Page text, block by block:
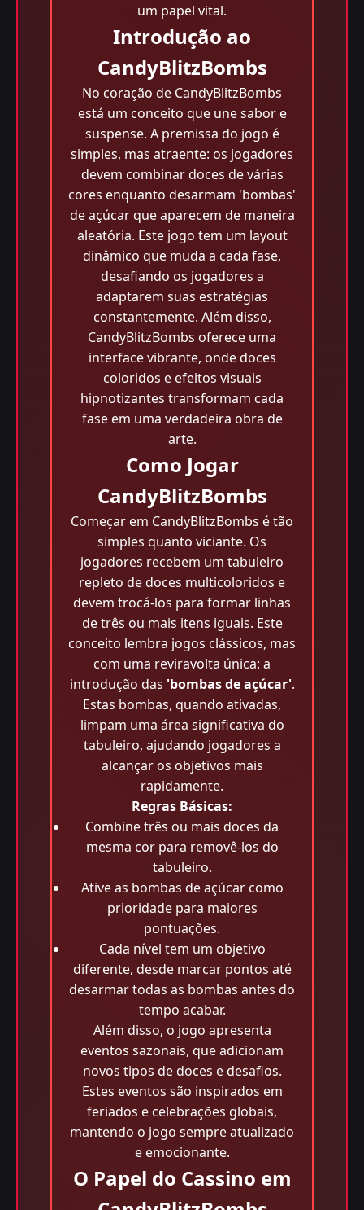
um papel vital.
Introdução ao
CandyBlitzBombs
No coração de CandyBlitzBombs
está um conceito que une sabor e
suspense. A premissa do jogo é
simples, mas atraente: os jogadores
devem combinar doces de várias
cores enquanto desarmam 'bombas'
de açúcar que aparecem de maneira
aleatória. Este jogo tem um layout
dinâmico que muda a cada fase,
desafiando os jogadores a
adaptarem suas estratégias
constantemente. Além disso,
CandyBlitzBombs oferece uma
interface vibrante, onde doces
coloridos e efeitos visuais
hipnotizantes transformam cada
fase em uma verdadeira obra de
arte.
Como Jogar
CandyBlitzBombs
Começar em CandyBlitzBombs é tão
simples quanto viciante. Os
jogadores recebem um tabuleiro
repleto de doces multicoloridos e
devem trocá-los para formar linhas
de três ou mais itens iguais. Este
conceito lembra jogos clássicos, mas
com uma reviravolta única: a
introdução das 'bombas de açúcar'.
Estas bombas, quando ativadas,
limpam uma área significativa do
tabuleiro, ajudando jogadores a
alcançar os objetivos mais
rapidamente.
Regras Básicas:
Combine três ou mais doces da
mesma cor para removê-los do
tabuleiro.
Ative as bombas de açúcar como
prioridade para maiores
pontuações.
Cada nível tem um objetivo
diferente, desde marcar pontos até
desarmar todas as bombas antes do
tempo acabar.
Além disso, o jogo apresenta
eventos sazonais, que adicionam
novos tipos de doces e desafios.
Estes eventos são inspirados em
feriados e celebrações globais,
mantendo o jogo sempre atualizado
e emocionante.
O Papel do Cassino em